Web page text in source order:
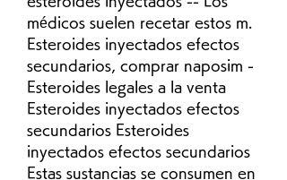
médicos suelen recetar estos m.
Esteroides inyectados efectos
secundarios, comprar naposim -
Esteroides legales a la venta
Esteroides inyectados efectos
secundarios Esteroides
inyectados efectos secundarios
Estas sustancias se consumen en